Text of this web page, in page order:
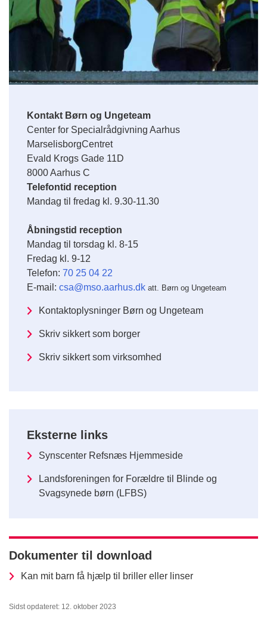
Kontakt Børn og Ungeteam
Center for Specialrådgivning Aarhus
MarselisborgCentret
Evald Krogs Gade 11D
8000 Aarhus C
Telefontid reception
Mandag til fredag kl. 9.30-11.30
Åbningstid reception
Mandag til torsdag kl. 8-15
Fredag kl. 9-12
Telefon: 70 25 04 22
E-mail: csa@mso.aarhus.dk att. Børn og Ungeteam
Kontaktoplysninger Børn og Ungeteam
Skriv sikkert som borger
Skriv sikkert som virksomhed
Eksterne links
Synscenter Refsnæs Hjemmeside
Landsforeningen for Forældre til Blinde og
Svagsynede børn (LFBS)
Dokumenter til download
Kan mit barn få hjælp til briller eller linser
Sidst opdateret: 12. oktober 2023